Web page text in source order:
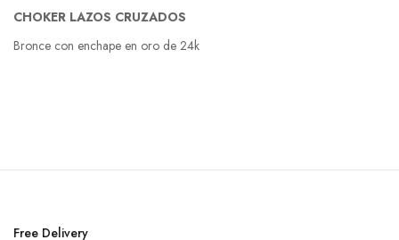
CHOKER LAZOS CRUZADOS
Bronce con enchape en oro de 24k
Free Delivery